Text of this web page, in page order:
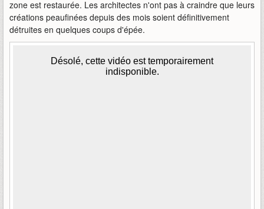
zone est restaurée. Les architectes n'ont pas à craindre que leurs
créations peaufinées depuis des mois soient définitivement
détruites en quelques coups d'épée.